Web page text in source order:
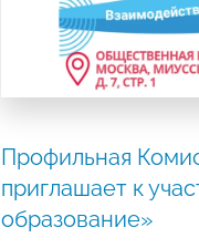
Профильная
приглашает к
образование»